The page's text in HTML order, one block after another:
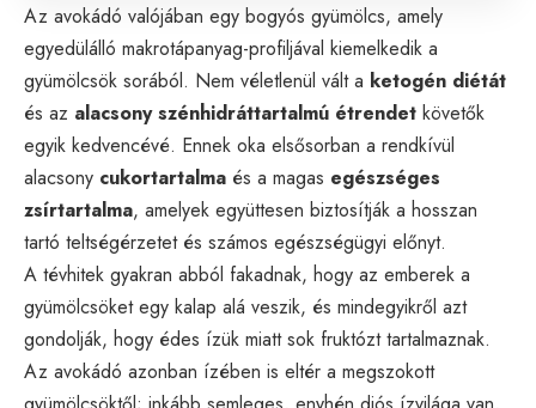
Az avokádó valójában egy bogyós gyümölcs, amely
egyedülálló makrotápanyag-profiljával kiemelkedik a
gyümölcsök sorából. Nem véletlenül vált a ketogén diétát
és az alacsony szénhidráttartalmú étrendet követők
egyik kedvencévé. Ennek oka elsősorban a rendkívül
alacsony cukortartalma és a magas egészséges
zsírtartalma, amelyek együttesen biztosítják a hosszan
tartó teltségérzetet és számos egészségügyi előnyt.
A tévhitek gyakran abból fakadnak, hogy az emberek a
gyümölcsöket egy kalap alá veszik, és mindegyikről azt
gondolják, hogy édes ízük miatt sok fruktózt tartalmaznak.
Az avokádó azonban ízében is eltér a megszokott